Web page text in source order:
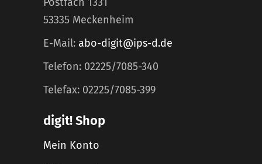
53335 Meckenheim
E-Mail: abo-digit@ips-d.de
Telefon: 02225/7085-340
Telefax: 02225/7085-399
digit! Shop
Mein Konto